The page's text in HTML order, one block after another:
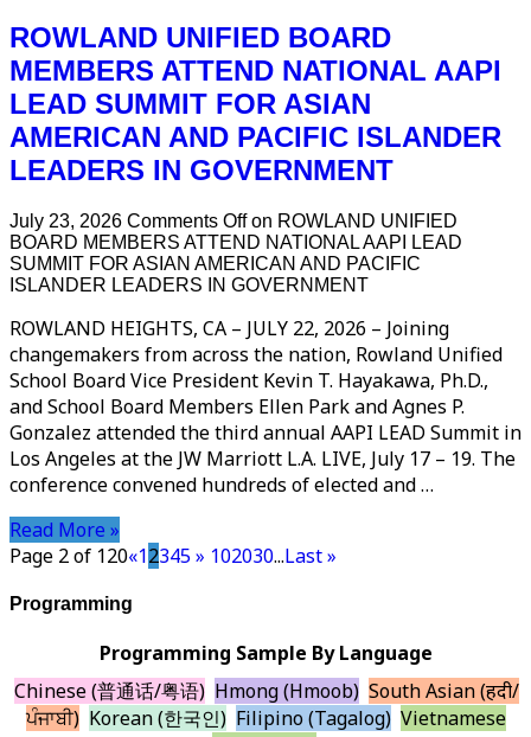
ROWLAND UNIFIED BOARD
MEMBERS ATTEND NATIONAL AAPI
LEAD SUMMIT FOR ASIAN
AMERICAN AND PACIFIC ISLANDER
LEADERS IN GOVERNMENT
July 23, 2026 Comments Offon ROWLAND UNIFIED
BOARD MEMBERS ATTEND NATIONAL AAPI LEAD
SUMMIT FOR ASIAN AMERICAN AND PACIFIC
ISLANDER LEADERS IN GOVERNMENT
ROWLAND HEIGHTS, CA – JULY 22, 2026 – Joining
changemakers from across the nation, Rowland Unified
School Board Vice President Kevin T. Hayakawa, Ph.D.,
and School Board Members Ellen Park and Agnes P.
Gonzalez attended the third annual AAPI LEAD Summit in
Los Angeles at the JW Marriott L.A. LIVE, July 17 – 19. The
conference convened hundreds of elected and …
Read More »
Page 2 of 120«12345» 102030...Last »
Programming
Programming Sample By Language
Chinese (普通话/粤语) Hmong (Hmoob) South Asian (हिंदी/
ਪੰਜਾਬੀ) Korean (한국인) Filipino (Tagalog) Vietnamese